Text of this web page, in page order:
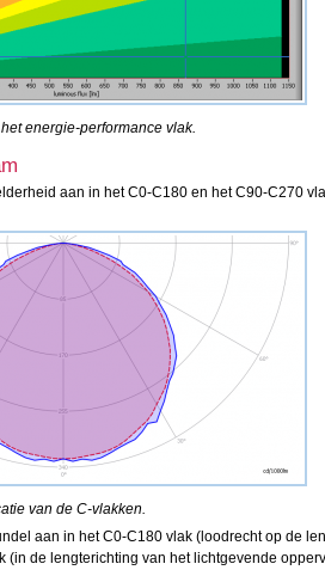
energie-performance vlak.
aan in het C0-C180 en het C90-C270
van de C-vlakken.
aan in het C0-C180 vlak (loodrecht op de
(in de lengterichting van het lichtgevende